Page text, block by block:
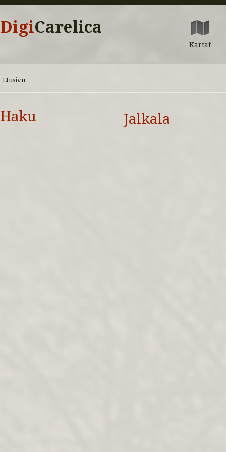
DigiCarelica
Kartat
Etusivu
Haku Jalkala